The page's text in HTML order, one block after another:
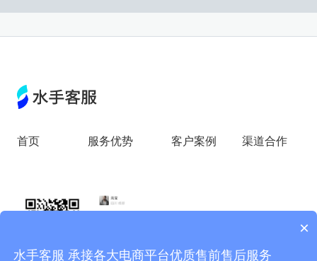
首页 服务优势 客户案例 渠道合作
×
水手客服 承接各大电商平台优质售前售后服务